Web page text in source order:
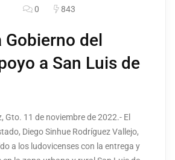
0 843
del
a San Luis de
Gto. 11 de noviembre de 2022.- El
Diego Sinhue Rodríguez Vallejo,
a los ludovicenses con la entrega y